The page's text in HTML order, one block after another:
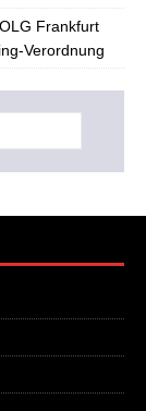
Frankfurt
Verordnung